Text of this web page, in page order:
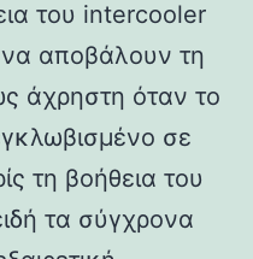
του intercooler
να αποβάλουν τη
άχρηστη όταν το
σε
τη βοήθεια του
τα σύγχρονα